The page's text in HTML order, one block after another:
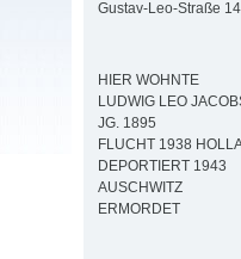
Gustav-Leo-Straße
HIER WOHNTE
LUDWIG LEO
JG. 1895
FLUCHT 1938
DEPORTIERT 1943
AUSCHWITZ
ERMORDET